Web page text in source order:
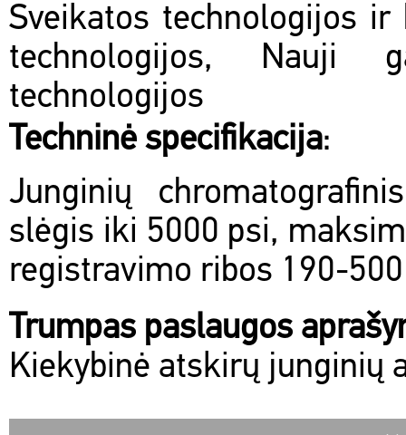
Sveikatos technologijos
technologijos, Nauji
technologijos
Techninė specifikacija:
Junginių
slėgis iki 5000 psi,
registravimo ribos 190-
Trumpas paslaugos
Kiekybinė atskirų junginių